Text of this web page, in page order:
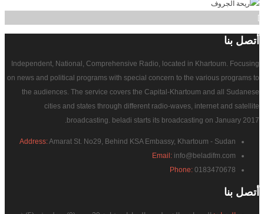
]
أتصل بنا
Independent, National, Comprehensive Radio, located in Khartoum. Focusing
on news and political programs with special concern to the various programs to
the audiences. The service covers the Capital-Khartoum and all Sudanese
cities and states through different radio-waves, internet and satellite
broadcasting. beladi starts its broadcasting on January 2017.
Address:Amarat St. No29, Behind KSA Embassy, Khartoum - Sudan
Email: info@beladifm.com
Phone: 0183470678
أتصل بنا